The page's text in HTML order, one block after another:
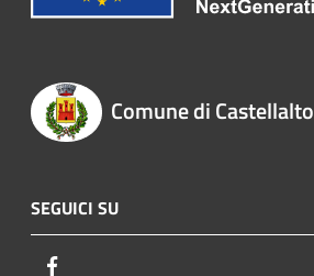
Comune di Castellalto
SEGUICI SU